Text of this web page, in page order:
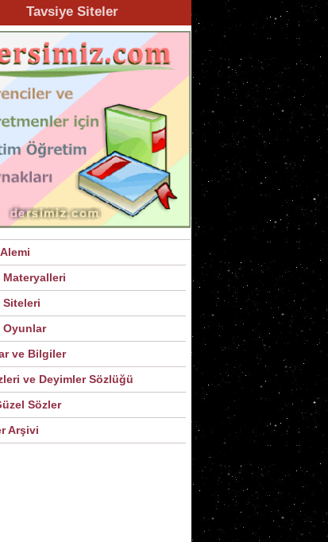
Tavsiye Siteler
Materyalleri
Siteleri
Oyunlar
ve Bilgiler
ve Deyimler Sözlüğü
Sözler
Arşivi